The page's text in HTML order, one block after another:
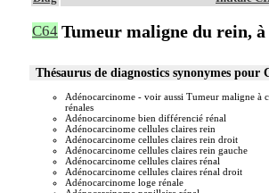
C64 Tumeur maligne du rein,
Thésaurus de diagnostics synonymes pour
Adénocarcinome - voir aussi Tumeur maligne à
rénales
Adénocarcinome bien différencié rénal
Adénocarcinome cellules claires rein
Adénocarcinome cellules claires rein droit
Adénocarcinome cellules claires rein gauche
Adénocarcinome cellules claires rénal
Adénocarcinome cellules claires rénal droit
Adénocarcinome loge rénale